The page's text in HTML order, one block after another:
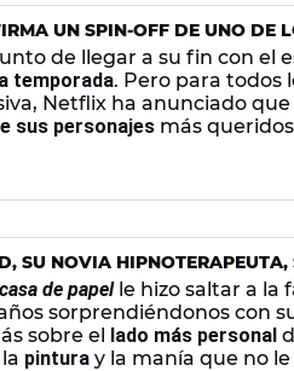
resistencia
serie ha adoptado
UN SPIN-OFF DE UNO DE
de llegar a su fin con el
temporada. Pero para todos
Netflix ha anunciado
sus personajes más
SU NOVIA
QUE TIENE ANTES DE
de papelle hizo saltar a la
sorprendiéndonos con
sobre el lado más personal
pintura y la manía que no